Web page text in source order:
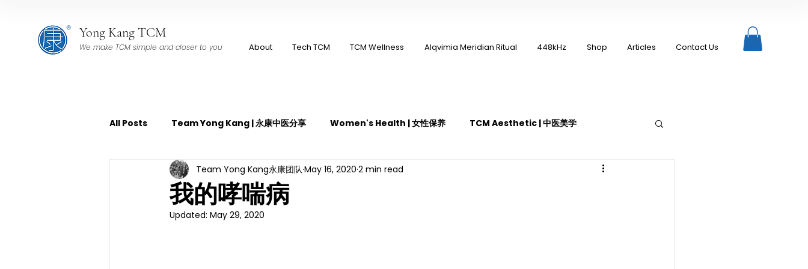
Yong Kang TCM
We make TCM simple and closer to you About Tech TCM TCM Wellness Alqvimia Meridian Ritual 448kHz Shop Articles Contact Us
All Posts Team Yong Kang | 永康中医分享 Women's Health | 女性保养 TCM Aesthetic | 中医美学
TCM Pain Management | 中医疼痛管理 TCM Dietary | 中医饮食
TCM Acoustic Wave Therapy | 中医冲击波疗法
我的哮喘病
Team Yong Kang永康团队 May 16, 2020 2 min read
Updated: May 29, 2020